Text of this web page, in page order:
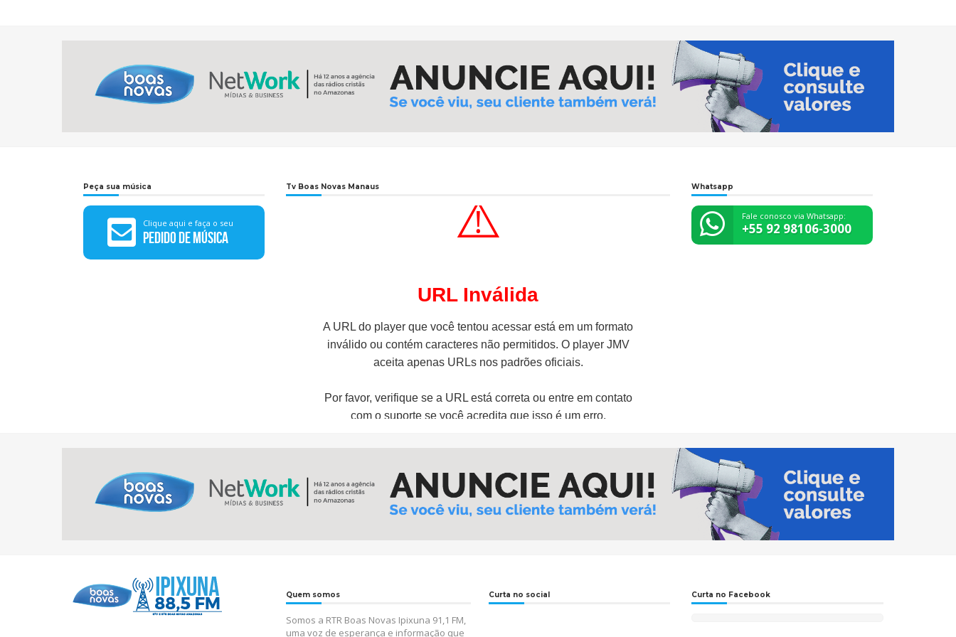
Peça sua música
Clique aqui e faça o seu
Pedido de Música
Tv Boas Novas Manaus Whatsapp
Fale conosco via Whatsapp:
+55 92 98106-3000
Quem somos
Somos a RTR Boas Novas Ipixuna 91,1 FM,
uma voz de esperança e informação que
Curta no social Curta no Facebook